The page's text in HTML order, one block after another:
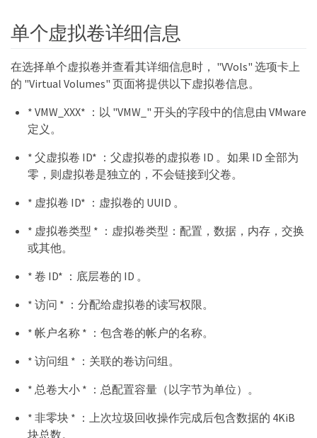
单个虚拟卷详细信息
在选择单个虚拟卷并查看其详细信息时， "VVols" 选项卡上
的 "Virtual Volumes" 页面将提供以下虚拟卷信息。
* VMW_XXX* ：以 "VMW_" 开头的字段中的信息由 VMware
定义。
* 父虚拟卷 ID* ：父虚拟卷的虚拟卷 ID 。如果 ID 全部为
零，则虚拟卷是独立的，不会链接到父卷。
* 虚拟卷 ID* ：虚拟卷的 UUID 。
* 虚拟卷类型 * ：虚拟卷类型：配置，数据，内存，交换
或其他。
* 卷 ID* ：底层卷的 ID 。
* 访问 * ：分配给虚拟卷的读写权限。
* 帐户名称 * ：包含卷的帐户的名称。
* 访问组 * ：关联的卷访问组。
* 总卷大小 * ：总配置容量（以字节为单位）。
* 非零块 * ：上次垃圾回收操作完成后包含数据的 4KiB
块总数。